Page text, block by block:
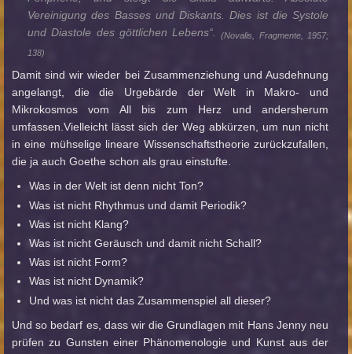
Vereinigung des Basses und Diskants. Dies ist die Systole
und Diastole des göttlichen Lebens“.(Novalis, Fragmente, 1957;
138)
Damit sind wir wieder bei Zusammenziehung und Ausdehnung
angelangt, die die Urgebärde der Welt in Makro- und
Mikrokosmos vom All bis zum Herz und andersherum
umfassen.Vielleicht lässt sich der Weg abkürzen, um nun nicht
in eine mühselige lineare Wissenschaftstheorie zurückzufallen,
die ja auch Goethe schon als grau einstufte.
Was in der Welt ist denn nicht Ton?
Was ist nicht Rhythmus und damit Periodik?
Was ist nicht Klang?
Was ist nicht Geräusch und damit nicht Schall?
Was ist nicht Form?
Was ist nicht Dynamik?
Und was ist nicht das Zusammenspiel all dieser?
Und so bedarf es, dass wir die Grundlagen mit Hans Jenny neu
prüfen zu Gunsten einer Phänomenologie und Kunst aus der